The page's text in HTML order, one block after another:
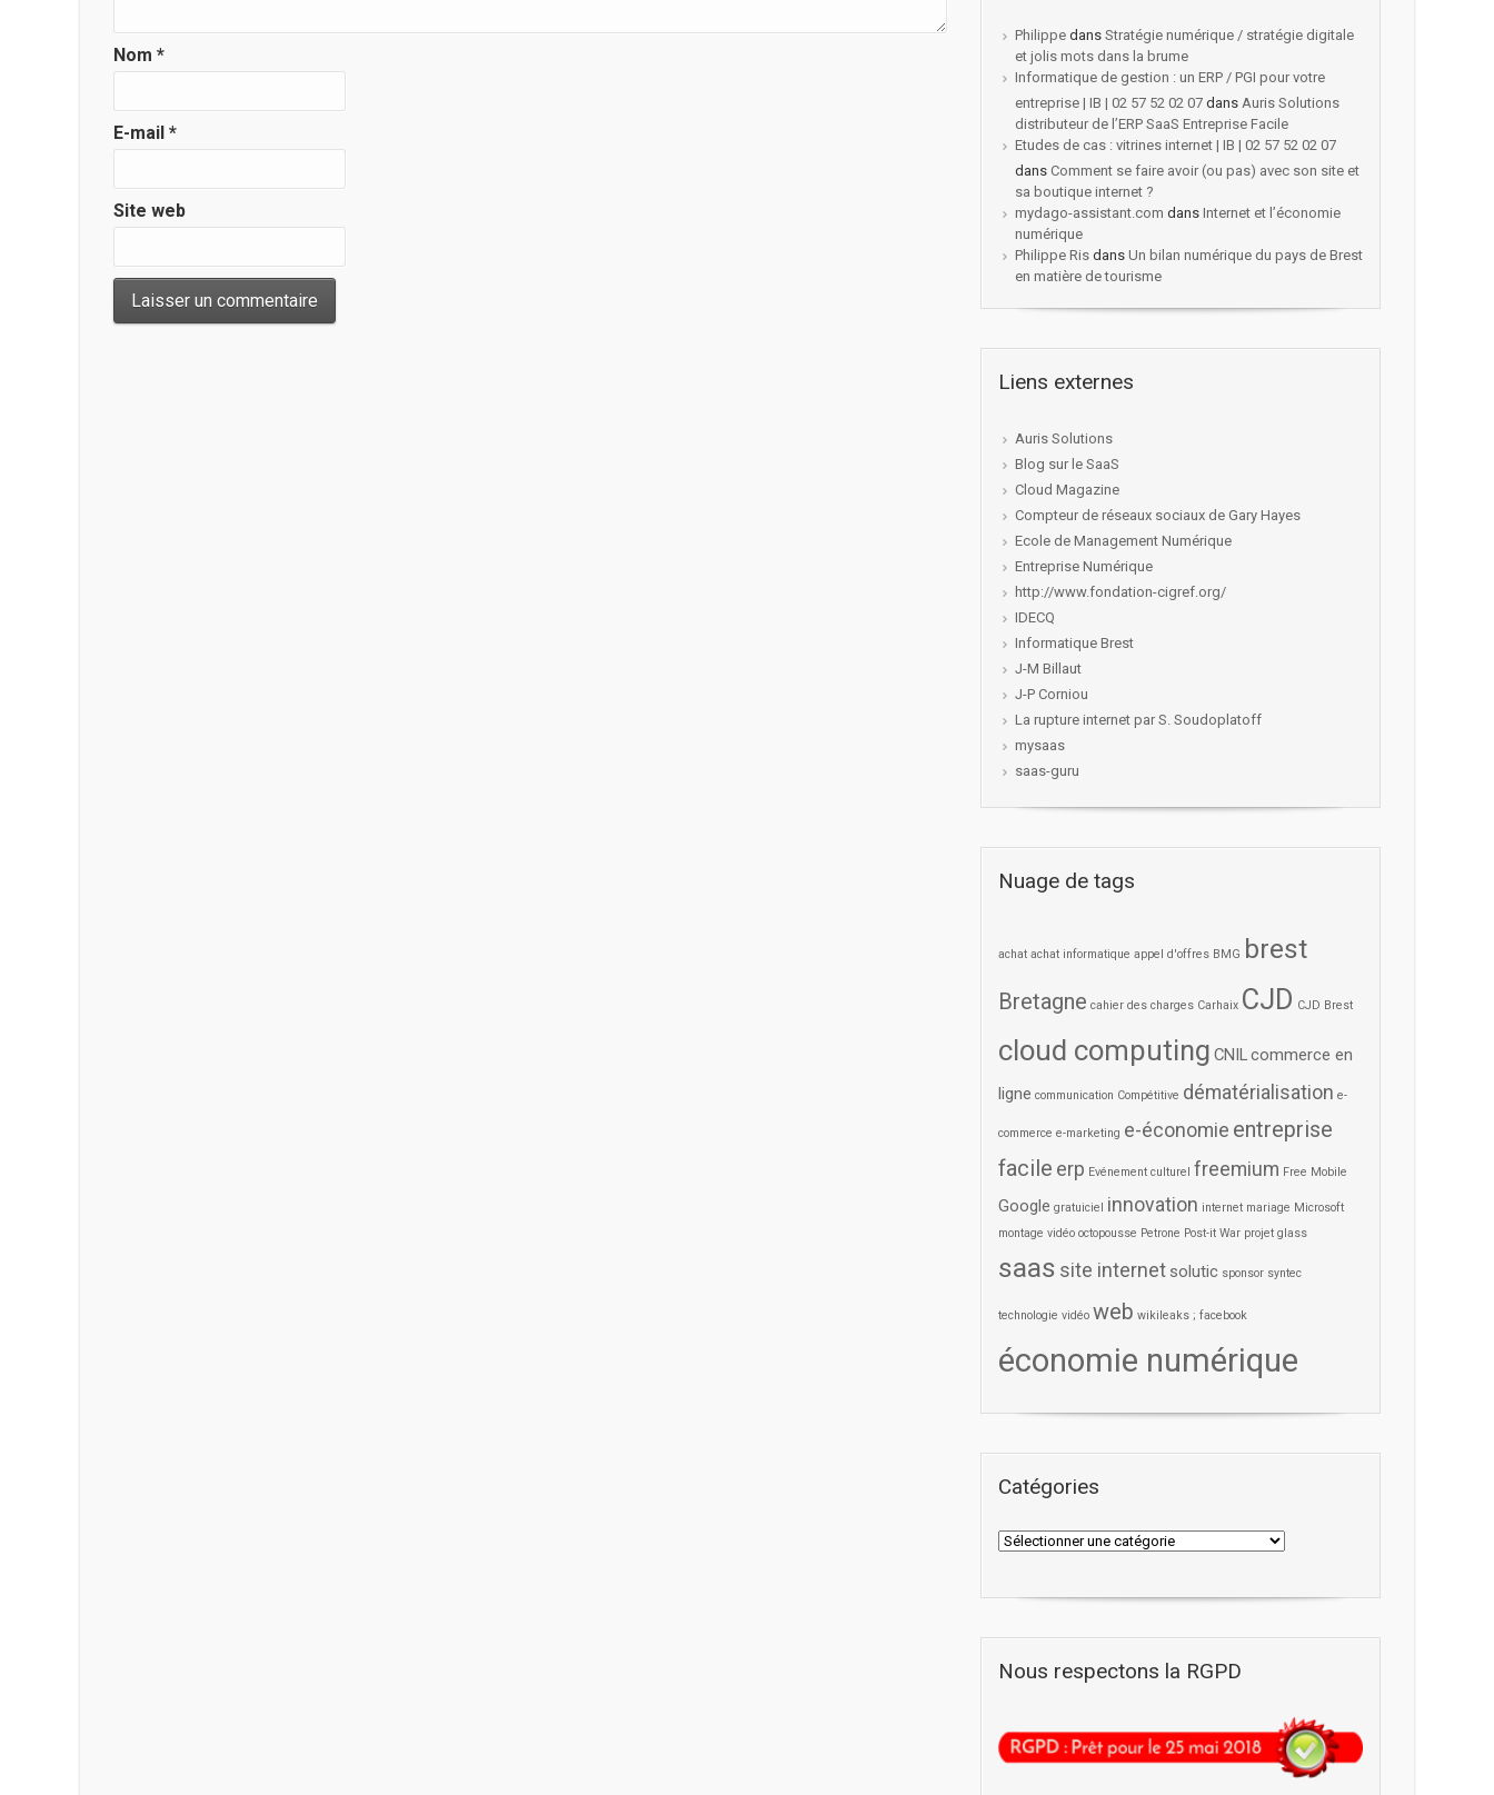
Nom *
E-mail *
Site web
Philippe dans Stratégie numérique / stratégie digitale
et jolis mots dans la brume
Informatique de gestion : un ERP / PGI pour votre
entreprise | IB | 02 57 52 02 07 dans Auris Solutions
distributeur de l’ERP SaaS Entreprise Facile
Etudes de cas : vitrines internet | IB | 02 57 52 02 07
dans Comment se faire avoir (ou pas) avec son site et
sa boutique internet ?
mydago-assistant.com dans Internet et l’économie
numérique
Philippe Ris dans Un bilan numérique du pays de Brest
en matière de tourisme
Liens externes
Auris Solutions
Blog sur le SaaS
Cloud Magazine
Compteur de réseaux sociaux de Gary Hayes
Ecole de Management Numérique
Entreprise Numérique
http://www.fondation-cigref.org/
IDECQ
Informatique Brest
J-M Billaut
J-P Corniou
La rupture internet par S. Soudoplatoff
mysaas
saas-guru
Nuage de tags
achat achat informatique appel d'offres BMG brest
Bretagne cahier des charges Carhaix CJD CJD Brest
cloud computing CNILcommerce en
ligne communication Compétitive dématérialisation e-
commerce e-marketing e-économie entreprise
facile erp Evénement culturel freemium Free Mobile
Google gratuiciel innovation internet mariage Microsoft
montage vidéo octopousse Petrone Post-it War projet glass
saas site internet solutic sponsor syntec
technologie vidéo web wikileaks ; facebook
économie numérique
Catégories
Nous respectons la RGPD